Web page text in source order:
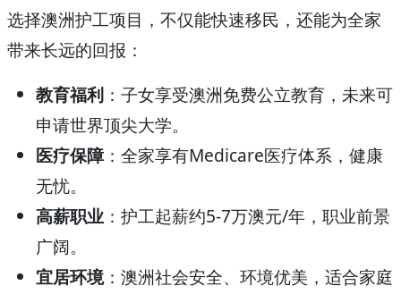
选择澳洲护工项目，不仅能快速移民，还能为全家
带来长远的回报：
教育福利 ：子女享受澳洲免费公立教育，未来可
申请世界顶尖大学。
医疗保障：全家享有Medicare医疗体系，健康
无忧。
高薪职业 ：护工起薪约5-7万澳元/年，职业前景
广阔。
宜居环境：澳洲社会安全、环境优美，适合家庭